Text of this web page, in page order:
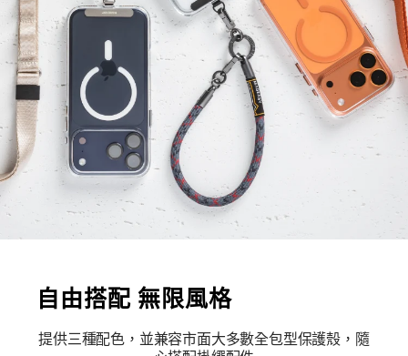
自由搭配 無限風格
提供三種配色，並兼容市面大多數全包型保護殼，隨